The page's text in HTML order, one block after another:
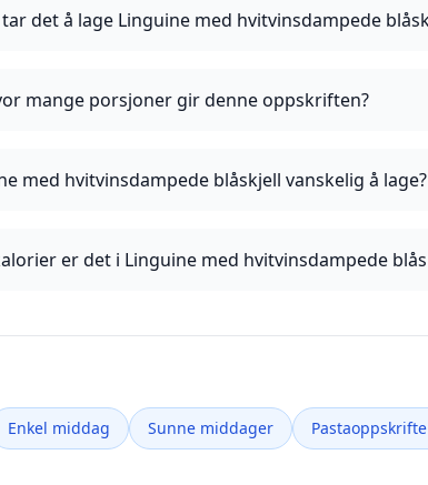
det å lage Linguine med hvitvinsdampede
mange porsjoner gir denne oppskriften?
med hvitvinsdampede blåskjell vanskelig å lage?
er det i Linguine med hvitvinsdampede
Enkel middag Sunne middager